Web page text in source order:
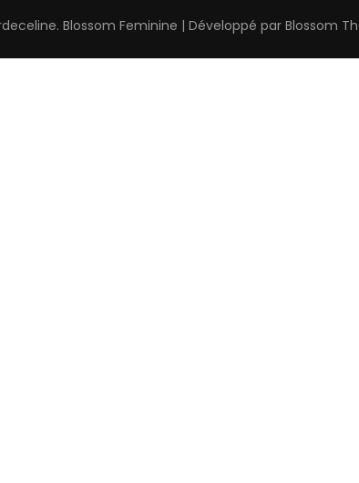
. Blossom Feminine | Développé par Blossom